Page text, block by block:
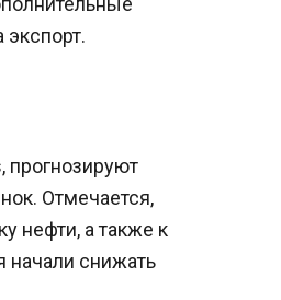
прогнозируют
Отмечается,
нефти, а также к
снижать